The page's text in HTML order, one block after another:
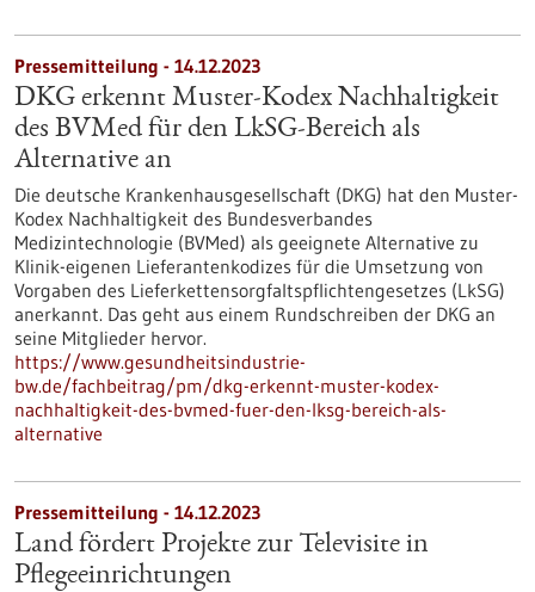
Pressemitteilung - 14.12.2023
DKG erkennt Muster-Kodex Nachhaltigkeit
des BVMed für den LkSG-Bereich als
Alternative an
Die deutsche Krankenhausgesellschaft (DKG) hat den Muster-
Kodex Nachhaltigkeit des Bundesverbandes
Medizintechnologie (BVMed) als geeignete Alternative zu
Klinik-eigenen Lieferantenkodizes für die Umsetzung von
Vorgaben des Lieferkettensorgfaltspflichtengesetzes (LkSG)
anerkannt. Das geht aus einem Rundschreiben der DKG an
seine Mitglieder hervor.
https://www.gesundheitsindustrie-
bw.de/fachbeitrag/pm/dkg-erkennt-muster-kodex-
nachhaltigkeit-des-bvmed-fuer-den-lksg-bereich-als-
alternative
Pressemitteilung - 14.12.2023
Land fördert Projekte zur Televisite in
Pflegeeinrichtungen